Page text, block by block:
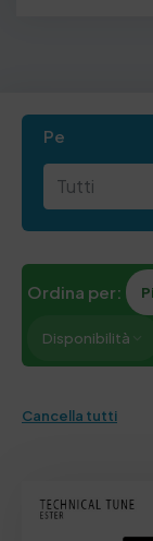
Pe
Ordina per:
Disponibilità
Cancella tutti